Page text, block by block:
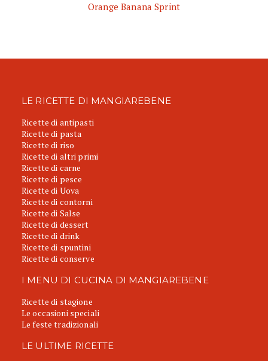
Orange Banana Sprint
LE RICETTE DI MANGIAREBENE
Ricette di antipasti
Ricette di pasta
Ricette di riso
Ricette di altri primi
Ricette di carne
Ricette di pesce
Ricette di Uova
Ricette di contorni
Ricette di Salse
Ricette di dessert
Ricette di drink
Ricette di spuntini
Ricette di conserve
I MENU DI CUCINA DI MANGIAREBENE
Ricette di stagione
Le occasioni speciali
Le feste tradizionali
LE ULTIME RICETTE